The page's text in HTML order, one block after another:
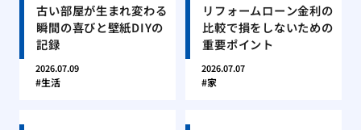
古い部屋が生まれ変わる
瞬間の喜びと壁紙DIYの
記録
2026.07.09
生活
リフォームローン金利の
比較で損をしないための
重要ポイント
2026.07.07
家